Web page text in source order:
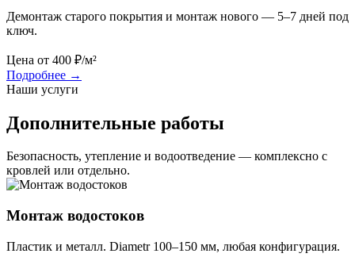
Демонтаж старого покрытия и монтаж нового — 5–7 дней под
ключ.
Цена от 400 ₽/м²
Подробнее →
Наши услуги
Дополнительные работы
Безопасность, утепление и водоотведение — комплексно с
кровлей или отдельно.
Монтаж водостоков
Пластик и металл. Diametr 100–150 мм, любая конфигурация.